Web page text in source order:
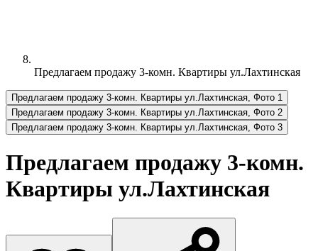
Предлагаем продажу 3-комн. Квартиры ул.Лахтинская
Предлагаем продажу 3-комн. Квартиры ул.Лахтинская, Фото 1
Предлагаем продажу 3-комн. Квартиры ул.Лахтинская, Фото 2
Предлагаем продажу 3-комн. Квартиры ул.Лахтинская, Фото 3
Предлагаем продажу 3-комн.
Квартиры ул.Лахтинская